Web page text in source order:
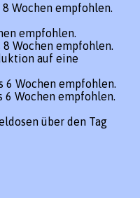
Wochen empfohlen.
empfohlen.
Wochen empfohlen.
auf eine
Wochen empfohlen.
Wochen empfohlen.
über den Tag